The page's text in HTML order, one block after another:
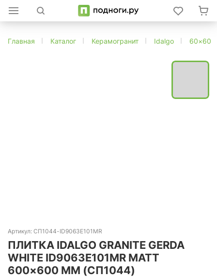
Главная Каталог Керамогранит Idalgo 60×60
Артикул: СП1044-ID9063E101MR
ПЛИТКА IDALGO GRANITE GERDA
WHITE ID9063E101MR MATT
600×600 ММ (СП1044)